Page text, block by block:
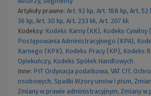
Artykuły prawne: Art. 92 kp, Art. 188 kp, Art. 52
36 kp, Art. 30 kp, Art. 233 kk, Art. 207 kk
Kodeksy: Kodeks Karny (KK), Kodeks Cywilny
Postępowania Administracyjnego (KPA),
Karnego (KPK), Kodeks Pracy (KP), Kodeks
Opiekuńczy, Kodeks Spółek Handlowych
Inne: PIT Ordynacja podatkowa, VAT CIT,
osobowych, Spadki Wzory umów i pism,
Zmiany w prawie administracyjnym, Zmiany w